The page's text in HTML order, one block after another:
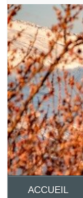
ACCUEIL